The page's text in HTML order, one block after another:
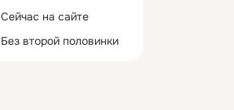
Сейчас на сайте
Без второй половинки